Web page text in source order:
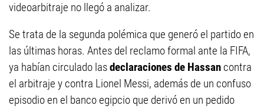
videoarbitraje no llegó a analizar.
Se trata de la segunda polémica que generó el partido en
las últimas horas. Antes del reclamo formal ante la FIFA,
ya habían circulado lasdeclaraciones de Hassan contra
el arbitraje y contra Lionel Messi, además de un confuso
episodio en el banco egipcio que derivó en un pedido